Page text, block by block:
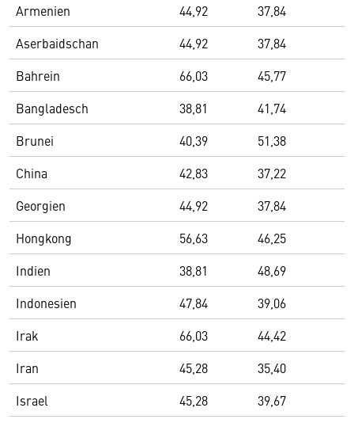
Armenien
44,92
37,84
Aserbaidschan
44,92
37,84
Bahrein
66,03
45,77
Bangladesch
38,81
41,74
Brunei
40,39
51,38
China
42,83
37,22
Georgien
44,92
37,84
Hongkong
56,63
46,25
Indien
38,81
48,69
Indonesien
47,84
39,06
Irak
66,03
44,42
Iran
45,28
35,40
Israel
45,28
39,67